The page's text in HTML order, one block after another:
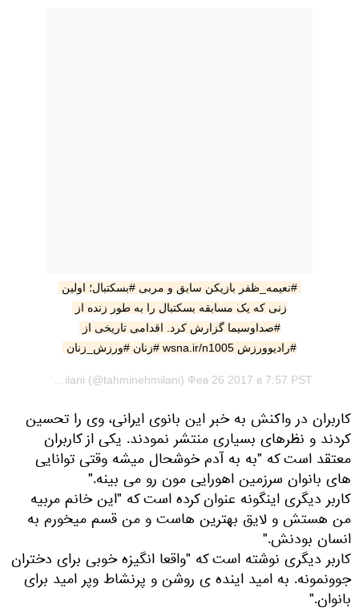
#رادیوورزش wsna.ir/n1005 #زنان #ورزش_زنان
کاربران در واکنش به خبر این بانوی ایرانی، وی را تحسین
کردند و نظرهای بسیاری منتشر نمودند. یکی از کاربران
معتقد است که "به به آدم خوشحال میشه وقتی توانایی
های بانوان سرزمین اهورایی مون رو می بینه."
کاربر دیگری اینگونه عنوان کرده است که "این خانم مربیه
من هستش و لایق بهترین هاست و من قسم میخورم به
انسان بودنش."
کاربر دیگری نوشته است که "واقعا انگیزه خوبی برای دختران
جوونمونه. به امید اینده ی روشن و پرنشاط وپر امید برای
بانوان."